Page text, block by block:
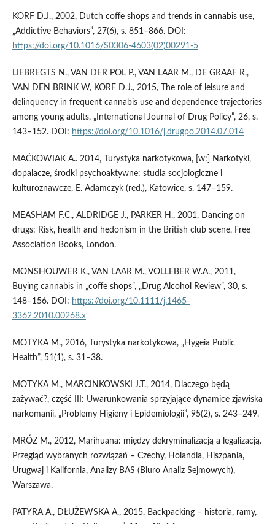
KORF D.J., 2002, Dutch coffe shops and trends in cannabis use,
„Addictive Behaviors”, 27(6), s. 851–866. DOI:
https://doi.org/10.1016/S0306-4603(02)00291-5
LIEBREGTS N., VAN DER POL P., VAN LAAR M., DE GRAAF R.,
VAN DEN BRINK W, KORF D.J., 2015, The role of leisure and
delinquency in frequent cannabis use and dependence trajectories
among young adults, „International Journal of Drug Policy”, 26, s.
143–152. DOI: https://doi.org/10.1016/j.drugpo.2014.07.014
MAĆKOWIAK A.. 2014, Turystyka narkotykowa, [w:] Narkotyki,
dopalacze, środki psychoaktywne: studia socjologiczne i
kulturoznawcze, E. Adamczyk (red.), Katowice, s. 147–159.
MEASHAM F.C., ALDRIDGE J., PARKER H., 2001, Dancing on
drugs: Risk, health and hedonism in the British club scene, Free
Association Books, London.
MONSHOUWER K., VAN LAAR M., VOLLEBER W.A., 2011,
Buying cannabis in „coffe shops”, „Drug Alcohol Review”, 30, s.
148–156. DOI: https://doi.org/10.1111/j.1465-
3362.2010.00268.x
MOTYKA M., 2016, Turystyka narkotykowa, „Hygeia Public
Health”, 51(1), s. 31–38.
MOTYKA M., MARCINKOWSKI J.T., 2014, Dlaczego będą
zażywać?, część III: Uwarunkowania sprzyjające dynamice zjawiska
narkomanii, „Problemy Higieny i Epidemiologii”, 95(2), s. 243–249.
MRÓZ M., 2012, Marihuana: między dekryminalizacją a legalizacją.
Przegląd wybranych rozwiązań – Czechy, Holandia, Hiszpania,
Urugwaj i Kalifornia, Analizy BAS (Biuro Analiz Sejmowych),
Warszawa.
PATYRA A., DŁUŻEWSKA A., 2015, Backpacking – historia, ramy,